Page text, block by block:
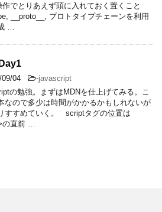
作でとりあえず頭に入れておく置くこと
__proto__, プロトタイプチェーンを利用
…
09/04 -javascript
の勉強。まずはMDNを仕上げてみる。こ
なので多少は時間がかかるかもしれないが
すすめていく。 scriptタグの位置は
直前 …